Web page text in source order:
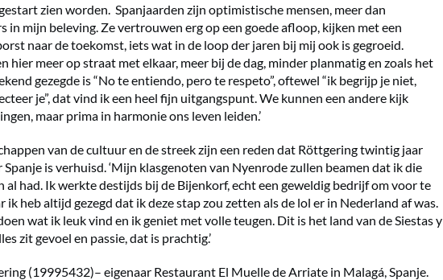
zien worden. Spanjaarden zijn optimistische mensen, meer dan
in mijn beleving. Ze vertrouwen erg op een goede afloop, kijken met een
naar de toekomst, iets wat in de loop der jaren bij mij ook is gegroeid.
hier meer op straat met elkaar, meer bij de dag, minder planmatig en zoals het
gezegde is “No te entiendo, pero te respeto”, oftewel “ik begrijp je niet,
je”, dat vind ik een heel fijn uitgangspunt. We kunnen een andere kijk
maar prima in harmonie ons leven leiden.’
van de cultuur en de streek zijn een reden dat Röttgering twintig jaar
Spanje is verhuisd. ‘Mijn klasgenoten van Nyenrode zullen beamen dat ik die
al had. Ik werkte destijds bij de Bijenkorf, echt een geweldig bedrijf om voor te
ik heb altijd gezegd dat ik deze stap zou zetten als de lol er in Nederland af was.
wat ik leuk vind en ik geniet met volle teugen. Dit is het land van de Siestas y
zit gevoel en passie, dat is prachtig.’
(19995432)– eigenaar Restaurant El Muelle de Arriate in Malagá, Spanje.